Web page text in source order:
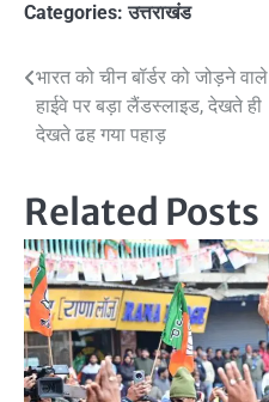
Categories:उत्तराखंड
Post
navigation
भारत को चीन बॉर्डर को जोड़ने वाले
हाईवे पर बड़ा लैंडस्लाइड, देखते ही
देखते ढह गया पहाड़
Related Posts